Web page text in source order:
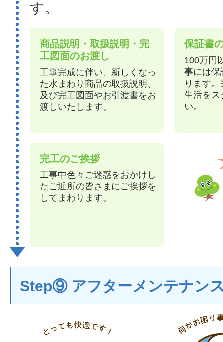
す。
商品説明・取扱説明・完
工図面のお渡し
工事完成に伴い、新しくなっ
た水まわり商品の取扱説明、
及び完工図面やお引渡書をお
渡しいたします。
保証書
100万円
事には保
ります
生活をス
い。
完工のご挨拶
工事中色々ご迷惑をおかけし
たご近所の皆さまにご挨拶を
してまわります。
Step⑨ アフターメンテナン